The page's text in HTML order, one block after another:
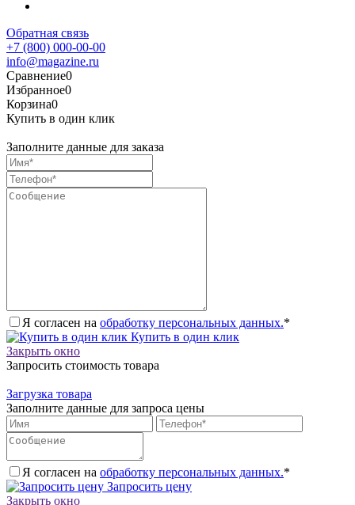
Обратная связь
+7 (800) 000-00-00
info@magazine.ru
Сравнение0
Избранное0
Корзина0
Купить в один клик
Заполните данные для заказа
Я согласен на обработку персональных данных.*
Купить в один клик
Закрыть окно
Запросить стоимость товара
Загрузка товара
Заполните данные для запроса цены
Я согласен на обработку персональных данных.*
Запросить цену
Закрыть окно